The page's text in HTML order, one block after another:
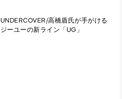
UNDERCOVER/高橋盾氏が手がける
ジーユーの新ライン「UG」